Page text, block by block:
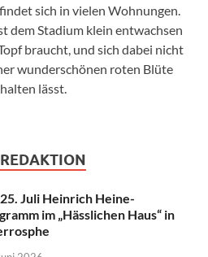
sich in vielen Wohnungen.
dem Stadium klein entwachsen
braucht, und sich dabei nicht
wunderschönen roten Blüte
lässt.
Juli Heinrich Heine-
im „Hässlichen Haus“ in